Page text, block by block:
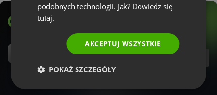
podobnych technologii. Jak? Dowiedz się
tutaj.
AKCEPTUJ WSZYSTKIE
POKAŻ SZCZEGÓŁY